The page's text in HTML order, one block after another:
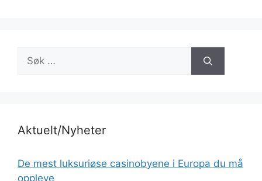
Søk
etter:
Aktuelt/Nyheter
De mest luksuriøse casinobyene i Europa du må
oppleve